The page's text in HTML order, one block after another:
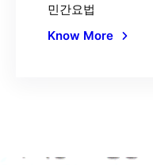
민간요법
Know More